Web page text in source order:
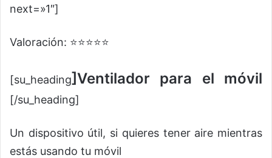
next=»1″]
Valoración: ⭐⭐⭐⭐⭐
[su_heading]Ventilador para el móvil
[/su_heading]
Un dispositivo útil, si quieres tener aire mientras
estás usando tu móvil